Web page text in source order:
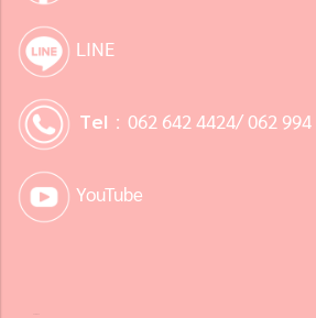
LINE
Tel : 062 642 4424/ 062 994
YouTube